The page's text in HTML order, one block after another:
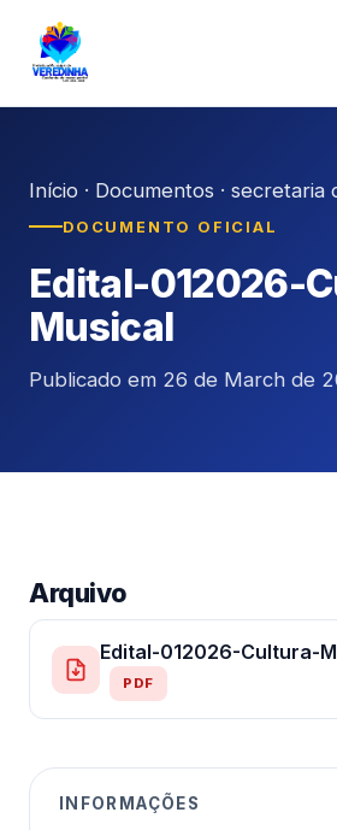
Início · Documentos · secretaria
DOCUMENTO OFICIAL
Edital-012026-
Musical
Publicado em 26 de March de
Arquivo
Edital-012026-Cultura-
PDF
INFORMAÇÕES